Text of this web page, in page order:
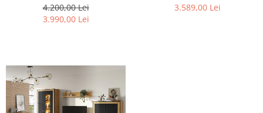
4.200,00 Lei
3.990,00 Lei
3.589,00 Lei